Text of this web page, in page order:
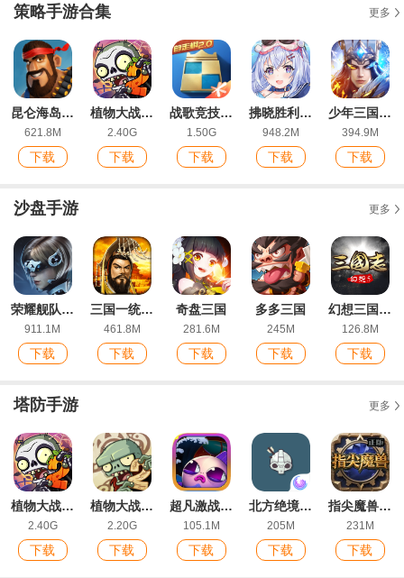
策略手游合集 更多
昆仑海岛奇兵最新版本
621.8M
下载
植物大战僵尸2最新版
2.40G
下载
战歌竞技场ios腾讯版
1.50G
下载
拂晓胜利之刻官方版
948.2M
下载
少年三国志零官方版
394.9M
下载
沙盘手游 更多
荣耀舰队1折免费版
911.1M
下载
三国一统九州
461.8M
下载
奇盘三国
281.6M
下载
多多三国
245M
下载
幻想三国志5最新官方版
126.8M
下载
塔防手游 更多
植物大战僵尸2最新版
2.40G
下载
植物大战僵尸2ios版
2.20G
下载
超凡激战最新ios版
105.1M
下载
北方绝境游戏安卓版
205M
下载
指尖魔兽手游最新版
231M
下载